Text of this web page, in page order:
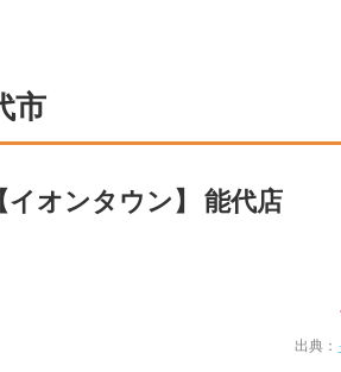
市
【イオンタウン】 能代店
出典：